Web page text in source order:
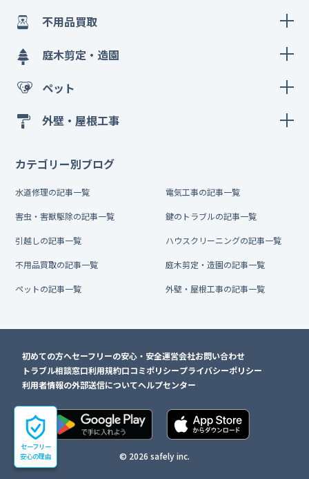
セーフリー
安心の理由
不用品買取
庭木剪定・造園
ペット
外壁・屋根工事
カテゴリー別ブログ
水道修理の記事一覧 電気工事の記事一覧
害虫・害獣駆除の記事一覧 鍵のトラブルの記事一覧
引越しの記事一覧 ハウスクリーニングの記事一覧
不用品買取の記事一覧 庭木剪定・造園の記事一覧
ペットの記事一覧 外壁・屋根工事の記事一覧
初めての方へセーフリーの安心・安全運営会社お問い合わせ
トラブル相談窓口利用規約口コミポリシープライバシーポリシー
利用者情報の外部送信についてヘルプセンター
© 2026 safely inc.